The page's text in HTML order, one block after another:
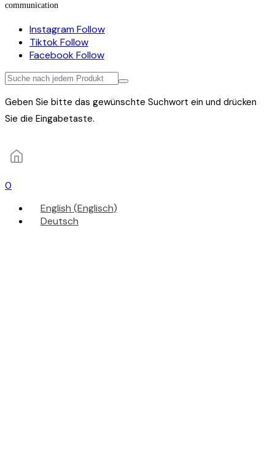
communication
InstagramFollow
TiktokFollow
FacebookFollow
Geben Sie bitte das gewünschte Suchwort ein und drücken
Sie die Eingabetaste.
0
English (Englisch)
Deutsch